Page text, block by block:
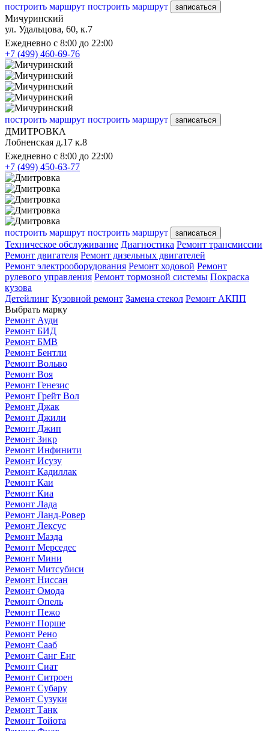
построить маршрут построить маршрут записаться
Мичуринский
ул. Удальцова, 60, к.7
Ежедневно с 8:00 до 22:00
+7 (499) 460-69-76
построить маршрут построить маршрут записаться
ДМИТРОВКА
Лобненская д.17 к.8
Ежедневно с 8:00 до 22:00
+7 (499) 450-63-77
построить маршрут построить маршрут записаться
Техническое обслуживание Диагностика Ремонт трансмиссии
Ремонт двигателя Ремонт дизельных двигателей
Ремонт электрооборудования Ремонт ходовой Ремонт
рулевого управления Ремонт тормозной системы Покраска
кузова
Детейлинг Кузовной ремонт Замена стекол Ремонт АКПП
Выбрать марку
Ремонт Ауди
Ремонт БИД
Ремонт БМВ
Ремонт Бентли
Ремонт Вольво
Ремонт Воя
Ремонт Генезис
Ремонт Грейт Вол
Ремонт Джак
Ремонт Джили
Ремонт Джип
Ремонт Зикр
Ремонт Инфинити
Ремонт Исузу
Ремонт Кадиллак
Ремонт Каи
Ремонт Киа
Ремонт Лада
Ремонт Ланд-Ровер
Ремонт Лексус
Ремонт Мазда
Ремонт Мерседес
Ремонт Мини
Ремонт Митсубиси
Ремонт Ниссан
Ремонт Омода
Ремонт Опель
Ремонт Пежо
Ремонт Порше
Ремонт Рено
Ремонт Сааб
Ремонт Санг Енг
Ремонт Сиат
Ремонт Ситроен
Ремонт Субару
Ремонт Сузуки
Ремонт Танк
Ремонт Тойота